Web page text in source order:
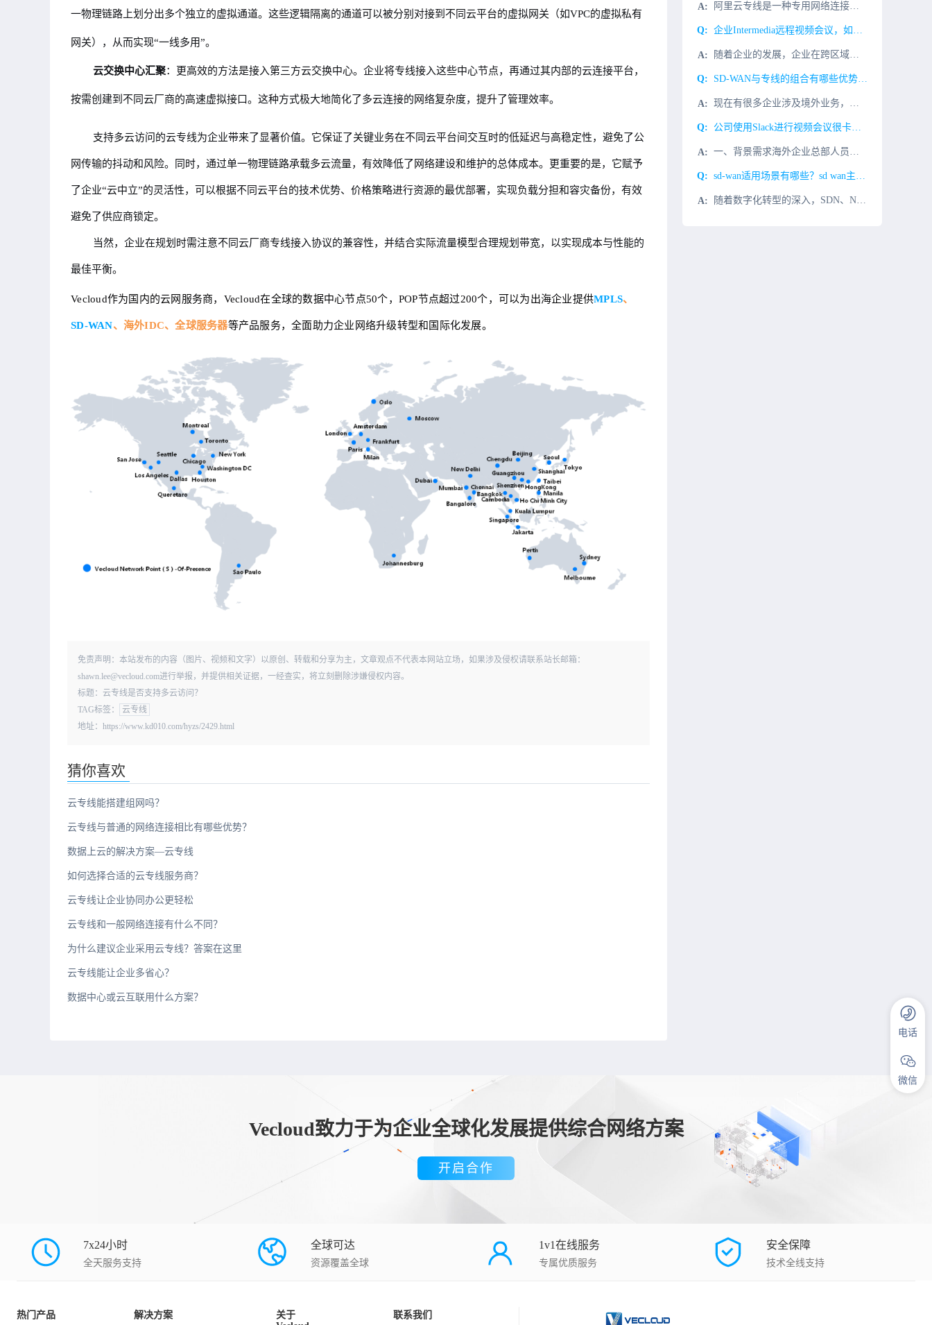
一物理链路上划分出多个独立的虚拟通道。这些逻辑隔离的通道可以被分别对接到不同云平台的虚拟网关（如VPC的虚拟私有
网关），从而实现“一线多用”。
云交换中心汇聚：更高效的方法是接入第三方云交换中心。企业将专线接入这些中心节点，再通过其内部的云连接平台，
按需创建到不同云厂商的高速虚拟接口。这种方式极大地简化了多云连接的网络复杂度，提升了管理效率。
支持多云访问的云专线为企业带来了显著价值。它保证了关键业务在不同云平台间交互时的低延迟与高稳定性，避免了公
网传输的抖动和风险。同时，通过单一物理链路承载多云流量，有效降低了网络建设和维护的总体成本。更重要的是，它赋予
了企业“云中立”的灵活性，可以根据不同云平台的技术优势、价格策略进行资源的最优部署，实现负载分担和容灾备份，有效
避免了供应商锁定。
当然，企业在规划时需注意不同云厂商专线接入协议的兼容性，并结合实际流量模型合理规划带宽，以实现成本与性能的
最佳平衡。
Vecloud作为国内的云网服务商，Vecloud在全球的数据中心节点50个，POP节点超过200个，可以为出海企业提供MPLS、
SD-WAN、海外IDC、全球服务器等产品服务，全面助力企业网络升级转型和国际化发展。
免责声明：本站发布的内容（图片、视频和文字）以原创、转载和分享为主，文章观点不代表本网站立场，如果涉及侵权请联系站长邮箱：
shawn.lee@vecloud.com进行举报，并提供相关证据，一经查实，将立刻删除涉嫌侵权内容。
标题：云专线是否支持多云访问？
TAG标签：
云专线
地址：https://www.kd010.com/hyzs/2429.html
猜你喜欢
云专线能搭建组网吗？
云专线与普通的网络连接相比有哪些优势？
数据上云的解决方案—云专线
如何选择合适的云专线服务商？
云专线让企业协同办公更轻松
云专线和一般网络连接有什么不同？
为什么建议企业采用云专线？答案在这里
云专线能让企业多省心？
数据中心或云互联用什么方案？
阿里云专线是一种专用网络连接服务，主要用于提供与阿里云数据中心之间的高速、稳定、可靠、安全的数据传输通道。它可以为您提供高质量的网络连接，满足您业务对网络的高性能、高容量、高可靠性和高安全性的需求。阿
企业Intermedia远程视频会议，如何保证视频会议的效果和话音的品质?
随着企业的发展，企业在跨区域和跨国经营中，经常需要Intermedia视频会议来解决企业内部遇到的问题，比如：1、定期的内部会议;2、商务谈判;3、项目进程与探讨等而Intermedia远程视频会议，
SD-WAN与专线的组合有哪些优势呢？
现在有很多企业涉及境外业务，比如跨境电商、外贸公司、跨国企业等，会用到海外服务器，同时这些企业在国内有自己的机房、IDC或者使用了国内的其他云厂家的机房。如果希望彼此进行互联互通或者数据传输，除了使用
公司使用Slack进行视频会议很卡很慢怎么解决？
一、背景需求海外企业总部人员外出需要和分支移动办公Slack视频会议协同办公视频会议，国内同事Slack视频会议打开很慢，经常视频会议发送失败，希望用Slack视频会议统一办公通信视频。二、Slack
sd-wan适用场景有哪些？sd wan主要的应用场景为哪些？
随着数字化转型的深入，SDN、NFV、大数据、Cloud、AI 等新技术的不断发展，以及移动办公、移动 APP的持续进步，企业内部分支与总部之间、企业内部分支之间、企业与企业数据中心云平台之间的交互日
Vecloud致力于为企业全球化发展提供综合网络方案
开启合作
7x24小时
全天服务支持
全球可达
资源覆盖全球
1v1在线服务
专属优质服务
安全保障
技术全线支持
热门产品 解决方案
关于
联系我们
电话
微信